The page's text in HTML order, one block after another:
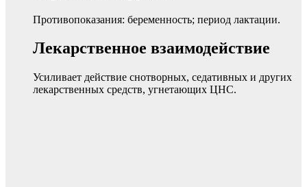
Противопоказания: беременность; период лактации.
Лекарственное взаимодействие
Усиливает действие снотворных, седативных и других
лекарственных средств, угнетающих ЦНС.